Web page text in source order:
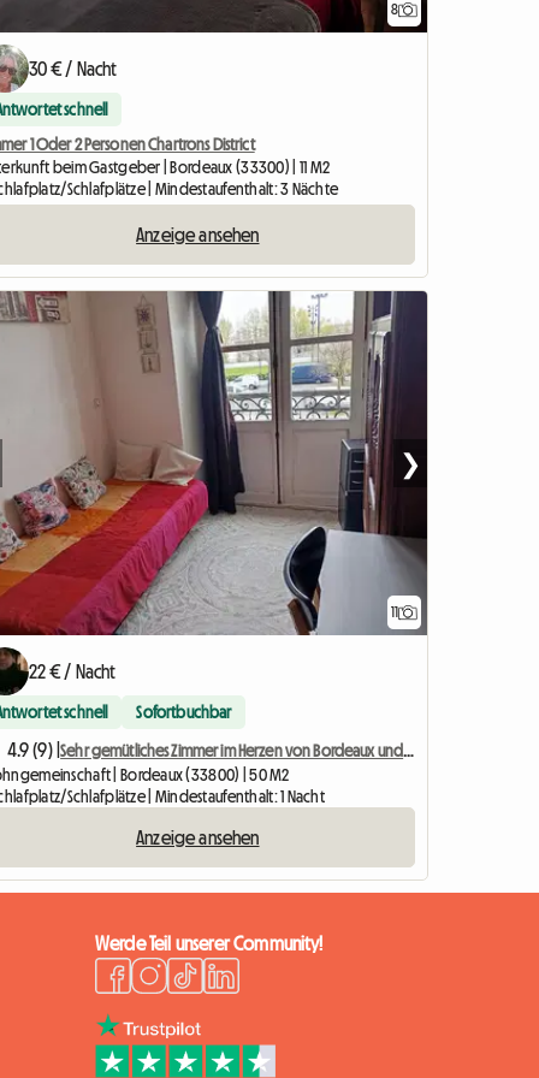
8
30 € / Nacht
schnell
1 Oder 2 Personen Chartrons District
beim Gastgeber | Bordeaux (33300) | 11 M2
Schlafplätze | Mindestaufenthalt: 3 Nächte
Anzeige ansehen
11
❯
22 € / Nacht
schnell Sofortbuchbar
4.9 (9) |
Sehr gemütliches Zimmer im Herzen von Bordeaux und privat
| Bordeaux (33800) | 50 M2
Schlafplätze | Mindestaufenthalt: 1 Nacht
Anzeige ansehen
Werde Teil unserer Community!